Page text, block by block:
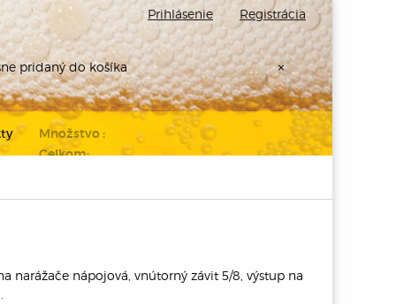
Prihlásenie Registrácia
pridaný do košíka ×
Množstvo :
Celkom:
narážače nápojová, vnútorný závit 5/8, výstup na